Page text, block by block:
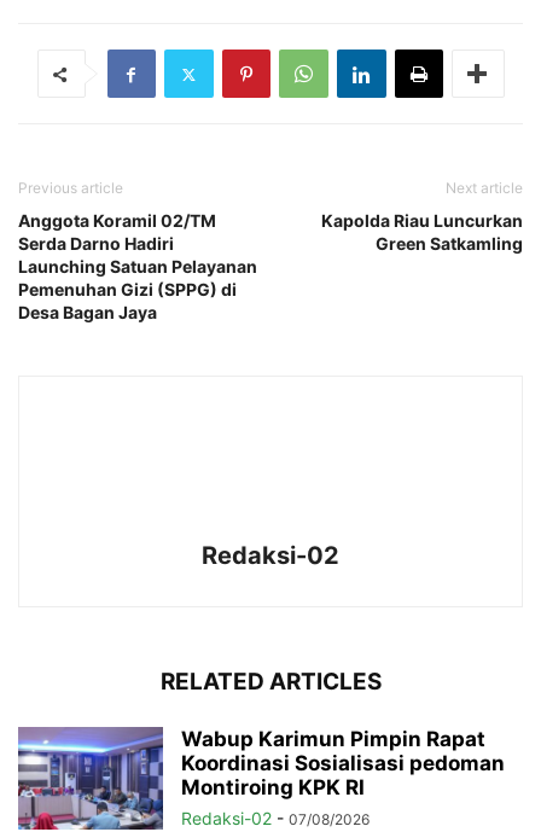
Previous article
Anggota Koramil 02/TM
Serda Darno Hadiri
Launching Satuan Pelayanan
Pemenuhan Gizi (SPPG) di
Desa Bagan Jaya
Next article
Kapolda Riau Luncurkan
Green Satkamling
Redaksi-02
RELATED ARTICLES
Wabup Karimun Pimpin Rapat
Koordinasi Sosialisasi pedoman
Montiroing KPK RI
Redaksi-02 - 07/08/2026